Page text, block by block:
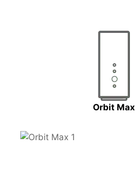
Orbit Max